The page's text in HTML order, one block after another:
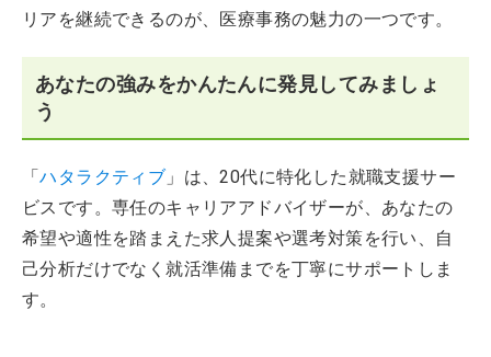
リアを継続できるのが、医療事務の魅力の一つです。
あなたの強みをかんたんに発見してみましょ
う
「ハタラクティブ 」は、20代に特化した就職支援サー
ビスです。専任のキャリアアドバイザーが、あなたの
希望や適性を踏まえた求人提案や選考対策を行い、自
己分析だけでなく就活準備までを丁寧にサポートしま
す。